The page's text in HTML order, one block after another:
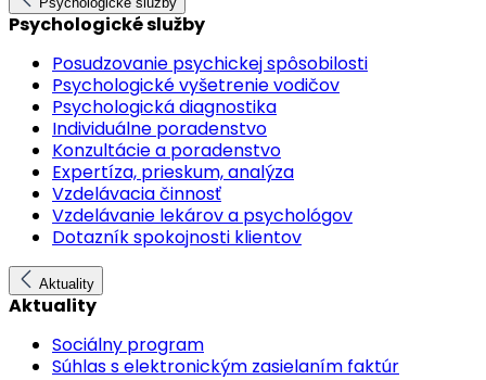
Psychologické služby
Posudzovanie psychickej spôsobilosti
Psychologické vyšetrenie vodičov
Psychologická diagnostika
Individuálne poradenstvo
Konzultácie a poradenstvo
Expertíza, prieskum, analýza
Vzdelávacia činnosť
Vzdelávanie lekárov a psychológov
Dotazník spokojnosti klientov
Aktuality
Aktuality
Sociálny program
Súhlas s elektronickým zasielaním faktúr